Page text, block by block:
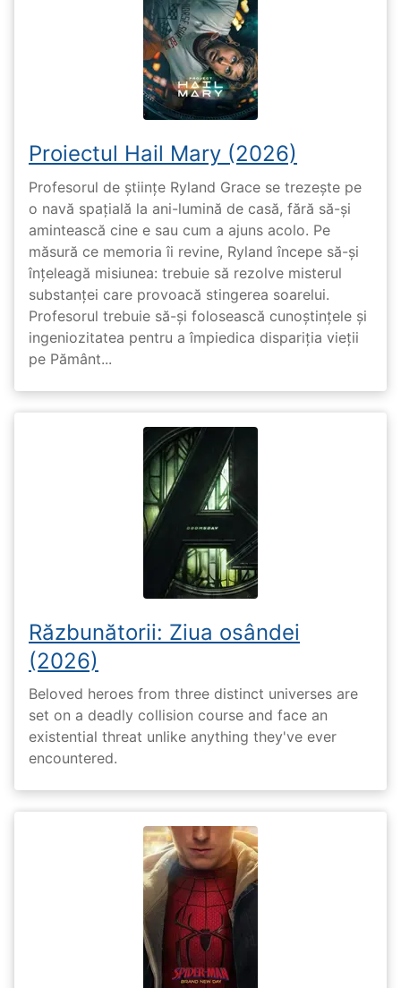
Proiectul Hail Mary (2026)
Profesorul de științe Ryland Grace se trezește pe
o navă spațială la ani-lumină de casă, fără să-și
amintească cine e sau cum a ajuns acolo. Pe
măsură ce memoria îi revine, Ryland începe să-și
înțeleagă misiunea: trebuie să rezolve misterul
substanței care provoacă stingerea soarelui.
Profesorul trebuie să-și folosească cunoștințele și
ingeniozitatea pentru a împiedica dispariția vieții
pe Pământ...
Răzbunătorii: Ziua osândei
(2026)
Beloved heroes from three distinct universes are
set on a deadly collision course and face an
existential threat unlike anything they've ever
encountered.